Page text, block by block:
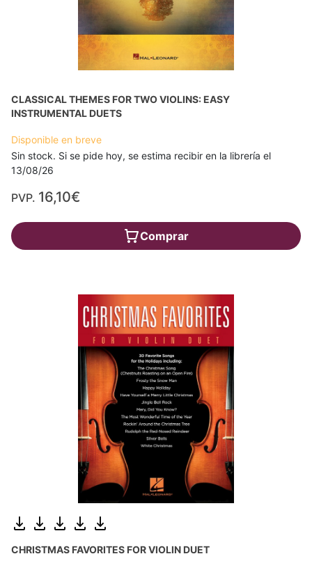
CLASSICAL THEMES FOR TWO VIOLINS: EASY
INSTRUMENTAL DUETS
Disponible en breve
Sin stock. Si se pide hoy, se estima recibir en la librería el
13/08/26
PVP. 16,10€
Comprar
CHRISTMAS FAVORITES FOR VIOLIN DUET